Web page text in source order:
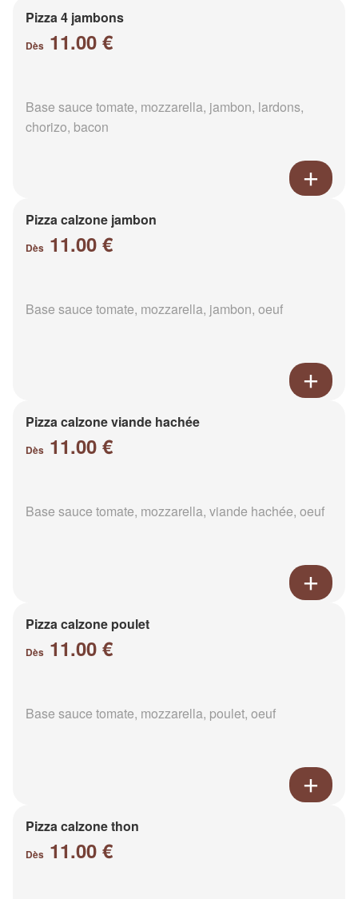
Pizza 4 jambons
Dès 11.00 €
Base sauce tomate, mozzarella, jambon, lardons,
chorizo, bacon
Pizza calzone jambon
Dès 11.00 €
Base sauce tomate, mozzarella, jambon, oeuf
Pizza calzone viande hachée
Dès 11.00 €
Base sauce tomate, mozzarella, viande hachée, oeuf
Pizza calzone poulet
Dès 11.00 €
Base sauce tomate, mozzarella, poulet, oeuf
Pizza calzone thon
Dès 11.00 €